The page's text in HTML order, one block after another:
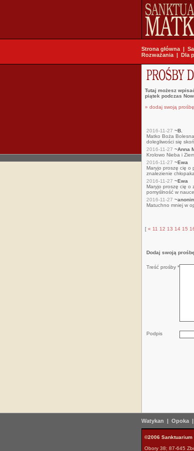
Strona główna |
Rozważania | Dla
Tutaj możesz
piątek podczas
» dodaj swoją prośbę
2016-11-27 ~B.
Matko Boża
dolegliwości się
2016-11-27 ~Anna
Krolowo Nieba i
2016-11-27 ~Ewa
Maryjo proszę cię o
znalezienie chłopaka.
2016-11-27 ~Ewa
Maryjo proszę cię o
pomyślność w
2016-11-27
Matuchno mniej w
[ « 11 12 13 14 15
Dodaj swoją
Treść prośby *
Podpis
Watykan | Opoka |
©2006 Sanktuarium
Obory 38; 87-645